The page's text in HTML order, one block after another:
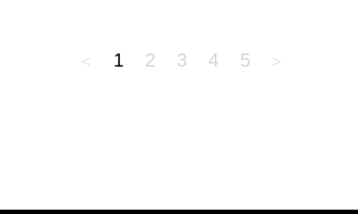
1 2 3 4 5